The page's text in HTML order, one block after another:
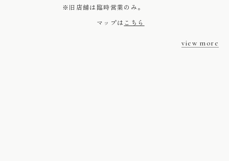
※旧店舗は臨時営業のみ。
マップは こちら
view more